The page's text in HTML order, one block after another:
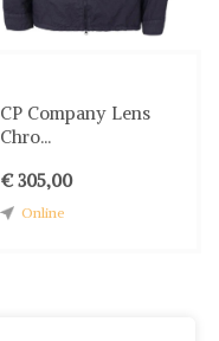
CP Company Lens
Chro...
€ 305,00
Online